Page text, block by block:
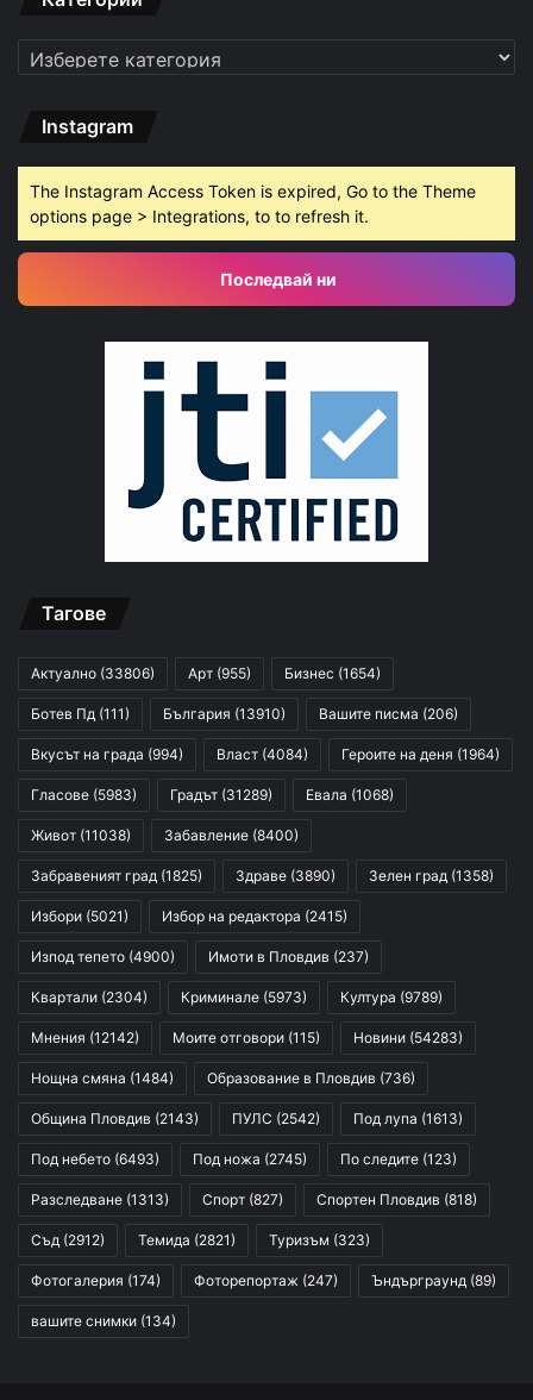
Категории
Instagram
The Instagram Access Token is expired, Go to the Theme
options page > Integrations, to to refresh it.
Последвай ни
Тагове
Актуално (33806) Арт (955) Бизнес (1654)
Ботев Пд (111) България (13910) Вашите писма (206)
Вкусът на града (994) Власт (4084) Героите на деня (1964)
Гласове (5983) Градът (31289) Евала (1068)
Живот (11038) Забавление (8400)
Забравеният град (1825) Здраве (3890) Зелен град (1358)
Избори (5021) Избор на редактора (2415)
Изпод тепето (4900) Имоти в Пловдив (237)
Квартали (2304) Криминале (5973) Култура (9789)
Мнения (12142) Моите отговори (115) Новини (54283)
Нощна смяна (1484) Образование в Пловдив (736)
Община Пловдив (2143) ПУЛС (2542) Под лупа (1613)
Под небето (6493) Под ножа (2745) По следите (123)
Разследване (1313) Спорт (827) Спортен Пловдив (818)
Съд (2912) Темида (2821) Туризъм (323)
Фотогалерия (174) Фоторепортаж (247) Ъндърграунд (89)
вашите снимки (134)